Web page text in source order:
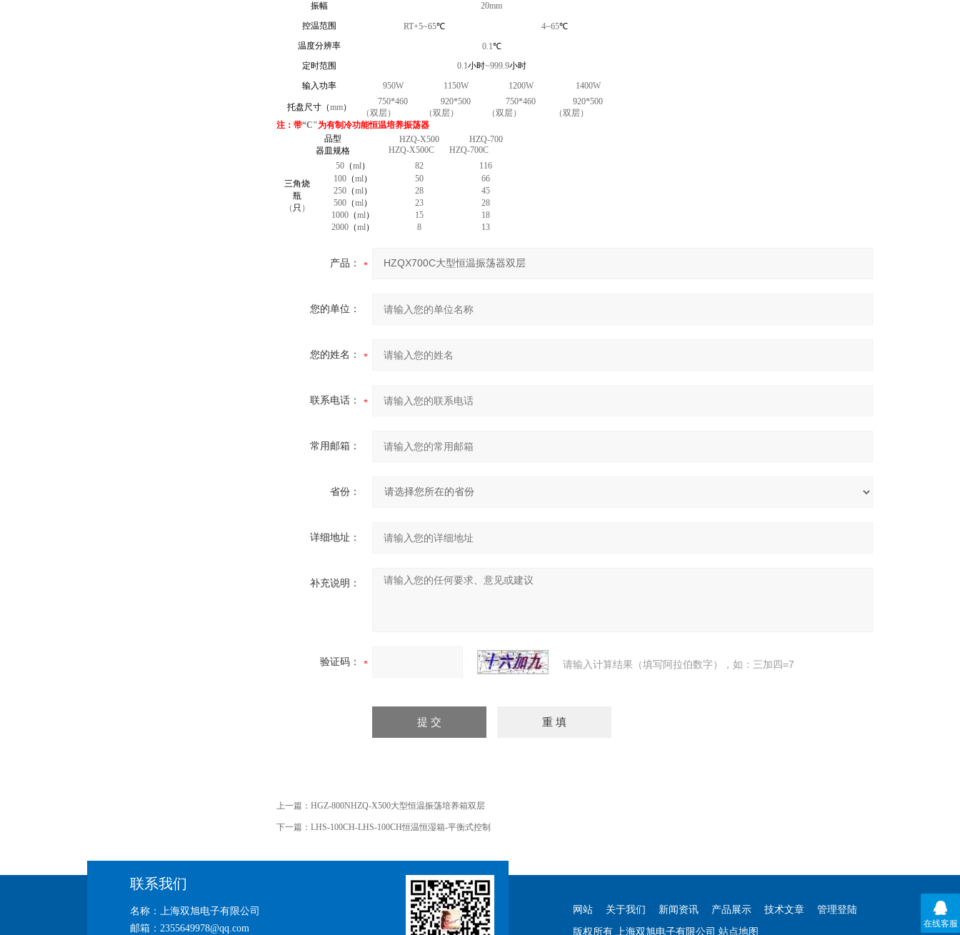
振幅
20mm
控温范围
RT+5~65℃ 4~65℃
温度分辨率
0.1℃
定时范围
0.1小时~999.9小时
输入功率
950W 1150W 1200W 1400W
托盘尺寸（mm）
750*460
（双层）
920*500
（双层）
750*460
（双层）
920*500
（双层）
注：带“C"为有制冷功能恒温培养振荡器
品型
器皿规格
HZQ-X500
HZQ-X500C
HZQ-700
HZQ-700C
三角烧
瓶
（ 只 ）
50 （ml） 82
116
100 （ml） 50
66
250 （ml） 28
45
500 （ml） 23
28
1000 （ml） 15
18
2000 （ml） 8 13
产品：
您的单位：
您的姓名：
联系电话：
常用邮箱：
省份：
详细地址：
补充说明：
验证码： 请输入计算结果（填写阿拉伯数字），如：三加四=7
上一篇： HGZ-800NHZQ-X500大型恒温振荡培养箱双层
下一篇： LHS-100CH-LHS-100CH恒温恒湿箱-平衡式控制
联系我们
名称：上海双旭电子有限公司
邮箱：2355649978@qq.com
网站 关于我们 新闻资讯 产品展示 技术文章 管理登陆
版权所有 上海双旭电子有限公司 站点地图
在线客服